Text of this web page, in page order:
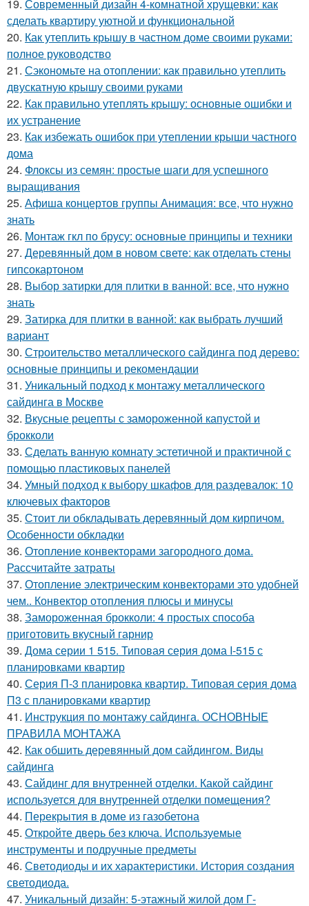
19. Современный дизайн 4-комнатной хрущевки: как
сделать квартиру уютной и функциональной
20. Как утеплить крышу в частном доме своими руками:
полное руководство
21. Сэкономьте на отоплении: как правильно утеплить
двускатную крышу своими руками
22. Как правильно утеплять крышу: основные ошибки и
их устранение
23. Как избежать ошибок при утеплении крыши частного
дома
24. Флоксы из семян: простые шаги для успешного
выращивания
25. Афиша концертов группы Анимация: все, что нужно
знать
26. Монтаж гкл по брусу: основные принципы и техники
27. Деревянный дом в новом свете: как отделать стены
гипсокартоном
28. Выбор затирки для плитки в ванной: все, что нужно
знать
29. Затирка для плитки в ванной: как выбрать лучший
вариант
30. Строительство металлического сайдинга под дерево:
основные принципы и рекомендации
31. Уникальный подход к монтажу металлического
сайдинга в Москве
32. Вкусные рецепты с замороженной капустой и
брокколи
33. Сделать ванную комнату эстетичной и практичной с
помощью пластиковых панелей
34. Умный подход к выбору шкафов для раздевалок: 10
ключевых факторов
35. Стоит ли обкладывать деревянный дом кирпичом.
Особенности обкладки
36. Отопление конвекторами загородного дома.
Рассчитайте затраты
37. Отопление электрическим конвекторами это удобней
чем.. Конвектор отопления плюсы и минусы
38. Замороженная брокколи: 4 простых способа
приготовить вкусный гарнир
39. Дома серии 1 515. Типовая серия дома I-515 с
планировками квартир
40. Серия П-3 планировка квартир. Типовая серия дома
П3 с планировками квартир
41. Инструкция по монтажу сайдинга. ОСНОВНЫЕ
ПРАВИЛА МОНТАЖА
42. Как обшить деревянный дом сайдингом. Виды
сайдинга
43. Сайдинг для внутренней отделки. Какой сайдинг
используется для внутренней отделки помещения?
44. Перекрытия в доме из газобетона
45. Откройте дверь без ключа. Используемые
инструменты и подручные предметы
46. Светодиоды и их характеристики. История создания
светодиода.
47. Уникальный дизайн: 5-этажный жилой дом Г-